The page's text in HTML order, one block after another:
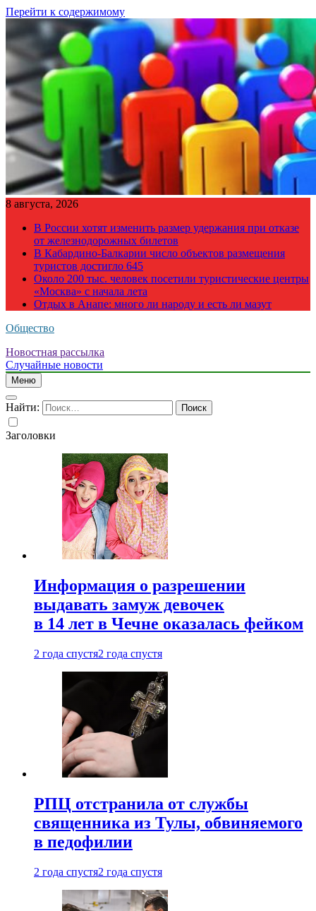
Перейти к содержимому
8 августа, 2026
В России хотят изменить размер удержания при отказе
от железнодорожных билетов
В Кабардино-Балкарии число объектов размещения
туристов достигло 645
Около 200 тыс. человек посетили туристические центры
«Москва» с начала лета
Отдых в Анапе: много ли народу и есть ли мазут
Общество
Новостная рассылка
Случайные новости
Меню
Найти:
Заголовки
Информация о разрешении
выдавать замуж девочек
в 14 лет в Чечне оказалась фейком
2 года спустя2 года спустя
РПЦ отстранила от службы
священника из Тулы, обвиняемого
в педофилии
2 года спустя2 года спустя